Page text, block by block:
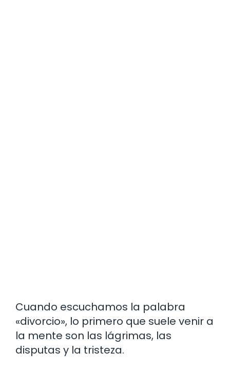
Cuando escuchamos la palabra
«divorcio», lo primero que suele venir a
la mente son las lágrimas, las
disputas y la tristeza.